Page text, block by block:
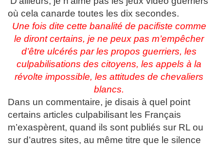
où cela canarde toutes les dix secondes.
Une fois dite cette banalité de pacifiste comme
le diront certains, je ne peux pas m’empêcher
d’être ulcérés par les propos guerriers, les
culpabilisations des citoyens, les appels à la
révolte impossible, les attitudes de chevaliers
blancs.
Dans un commentaire, je disais à quel point
certains articles culpabilisant les Français
m’exaspèrent, quand ils sont publiés sur RL ou
sur d’autres sites, au même titre que le silence